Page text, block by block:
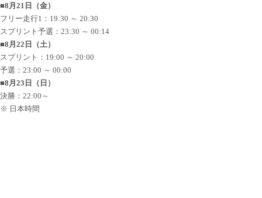
■8月21日（金）
フリー走行1：19:30 ～ 20:30
スプリント予選：23:30 ～ 00:14
■8月22日（土）
スプリント：19:00 ～ 20:00
予選：23:00 ～ 00:00
■8月23日（日）
決勝：22:00～
※ 日本時間